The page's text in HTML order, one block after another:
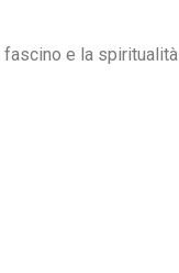
e la spiritualità